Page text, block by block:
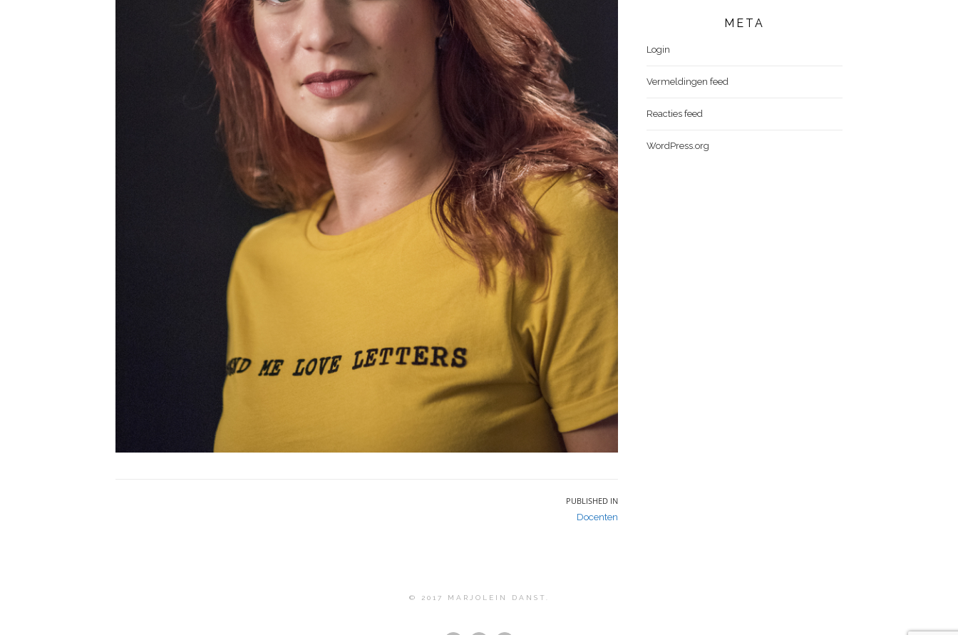
PUBLISHED IN
Docenten
META
Login
Vermeldingen feed
Reacties feed
WordPress.org
© 2017 MARJOLEIN DANST.